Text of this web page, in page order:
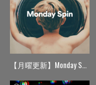
【月曜更新】Monday Spin